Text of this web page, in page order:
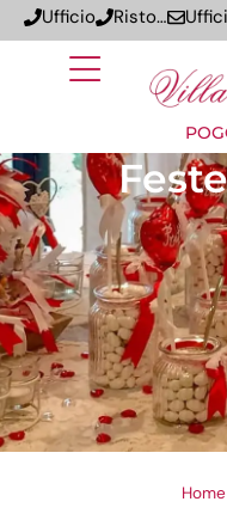
Ufficio Ristorante
Home